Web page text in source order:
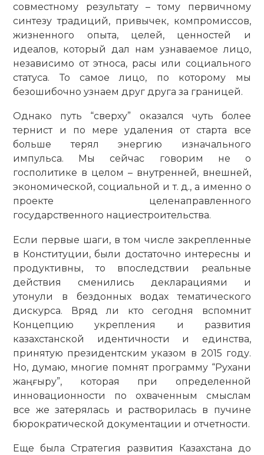
совместному результату – тому первичному
синтезу традиций, привычек, компромиссов,
жизненного опыта, целей, ценностей и
идеалов, который дал нам узнаваемое лицо,
независимо от этноса, расы или социального
статуса. То самое лицо, по которому мы
безошибочно узнаем друг друга за границей.
Однако путь “сверху” оказался чуть более
тернист и по мере удаления от старта все
больше терял энергию изначального
импульса. Мы сейчас говорим не о
госполитике в целом – внут­ренней, внешней,
экономической, социальной и т. д., а именно о
проекте целенаправленного
государственного нациестроительства.
Если первые шаги, в том числе закрепленные
в Конституции, были достаточно интересны и
продуктивны, то впоследствии реальные
действия сменились декларациями и
утонули в бездонных водах тематического
дискурса. Вряд ли кто сегодня вспомнит
Концепцию укрепления и развития
казахстанской идентичности и единства,
принятую президентским указом в 2015 году.
Но, думаю, многие помнят программу “Рухани
жаңғыру”, которая при определенной
инновационности по охваченным смыслам
все же затерялась и растворилась в пучине
бюрократической документации и отчетности.
Еще была Стратегия развития Казахстана до